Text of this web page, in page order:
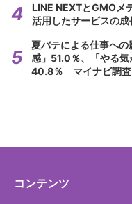
LINE NEXTとGMOメ
活用したサービスの
夏バテによる仕事へ
感」51.0％、「やる気
40.8％ マイナビ調査
コンテンツ